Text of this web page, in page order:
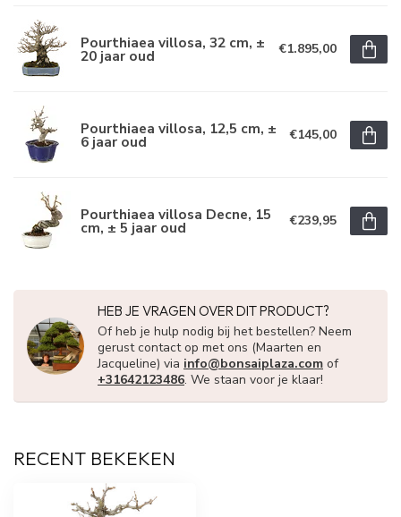
Pourthiaea villosa, 32 cm, ±
20 jaar oud €1.895,00
Pourthiaea villosa, 12,5 cm, ±
6 jaar oud €145,00
Pourthiaea villosa Decne, 15
cm, ± 5 jaar oud €239,95
HEB JE VRAGEN OVER DIT PRODUCT?
Of heb je hulp nodig bij het bestellen? Neem
gerust contact op met ons (Maarten en
Jacqueline) via info@bonsaiplaza.com of
+31642123486. We staan voor je klaar!
RECENT BEKEKEN